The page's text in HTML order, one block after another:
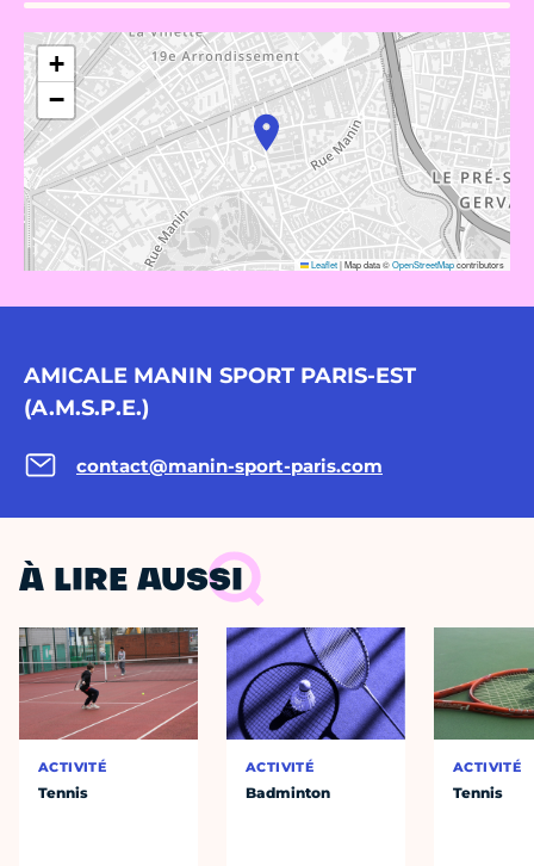
+
−
Leaflet|Map data ©OpenStreetMapcontributors
AMICALE MANIN SPORT PARIS-EST
(A.M.S.P.E.)
contact@manin-sport-paris.com
À LIRE AUSSI
ACTIVITÉ
Tennis
ACTIVITÉ
Badminton
ACTIVITÉ
Tennis